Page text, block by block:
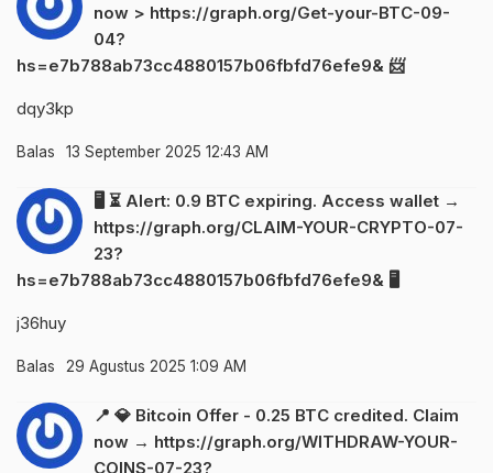
now > https://graph.org/Get-your-BTC-09-
04?
hs=e7b788ab73cc4880157b06fbfd76efe9& 📨
dqy3kp
Balas 13 September 2025 12:43 AM
🖥 ⏳ Alert: 0.9 BTC expiring. Access wallet →
https://graph.org/CLAIM-YOUR-CRYPTO-07-
23?
hs=e7b788ab73cc4880157b06fbfd76efe9& 🖥
j36huy
Balas 29 Agustus 2025 1:09 AM
📍 💎 Bitcoin Offer - 0.25 BTC credited. Claim
now → https://graph.org/WITHDRAW-YOUR-
COINS-07-23?